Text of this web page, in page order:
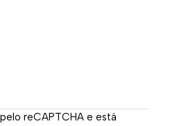
reCAPTCHA e está